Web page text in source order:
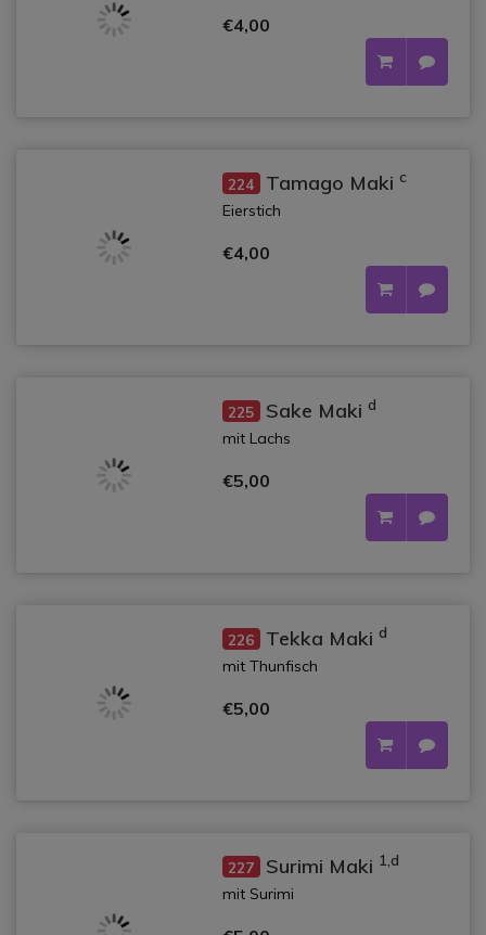
€4,00
224 Tamago Maki c
Eierstich
€4,00
225 Sake Maki d
mit Lachs
€5,00
226 Tekka Maki d
mit Thunfisch
€5,00
227 Surimi Maki 1,d
mit Surimi